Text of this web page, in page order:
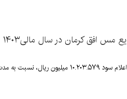
افق کرمان در سال مالی۱۴۰۳